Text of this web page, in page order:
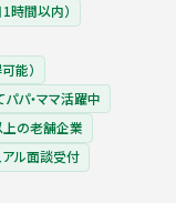
時間以内）
能）
パ・ママ活躍中
の老舗企業
アル面談受付